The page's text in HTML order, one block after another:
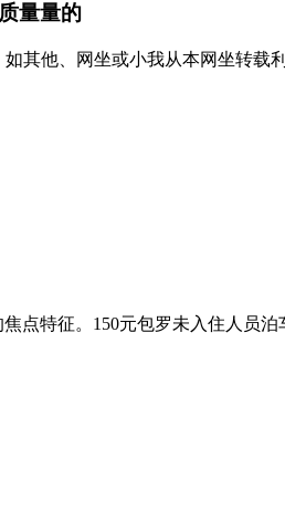
量量的
其他、网坐或小我从本网坐转
点特征。150元包罗未入住人员